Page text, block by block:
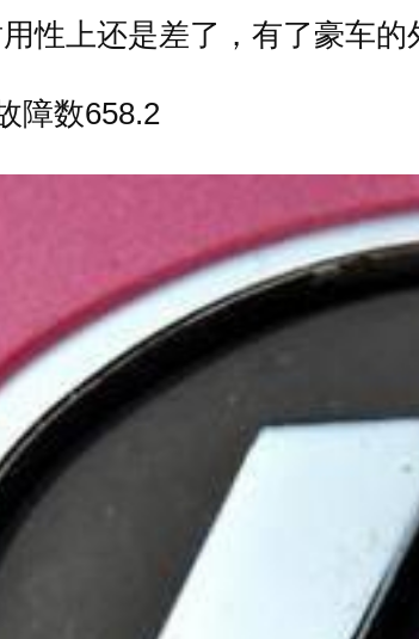
性上还是差了，有了豪车的
障数658.2